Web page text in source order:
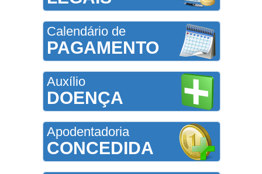
Calendário de
PAGAMENTO
Auxílio
DOENÇA
Apodentadoria
CONCEDIDA